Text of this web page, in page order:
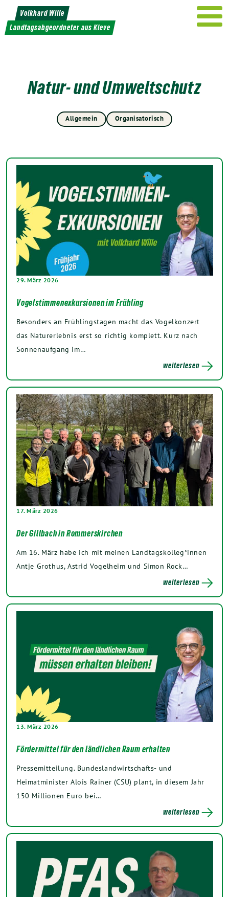
Weiter
zum
Inhalt
Volkhard Wille
Landtagsabgeordneter aus Kleve
Natur- und Umweltschutz
Allgemein Organisatorisch
29. März 2026
Vogelstimmenexkursionen im Frühling
Besonders an Frühlingstagen macht das Vogelkonzert
das Naturerlebnis erst so richtig komplett. Kurz nach
Sonnenaufgang im…
weiterlesen
17. März 2026
Der Gillbach in Rommerskirchen
Am 16. März habe ich mit meinen Landtagskolleg*innen
Antje Grothus, Astrid Vogelheim und Simon Rock…
weiterlesen
13. März 2026
Fördermittel für den ländlichen Raum erhalten
Pressemitteilung. Bundeslandwirtschafts- und
Heimatminister Alois Rainer (CSU) plant, in diesem Jahr
150 Millionen Euro bei…
weiterlesen